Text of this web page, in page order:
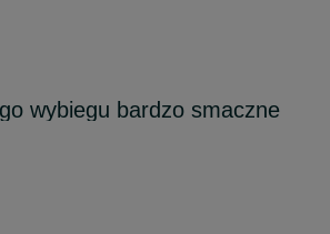
wybiegu bardzo smaczne